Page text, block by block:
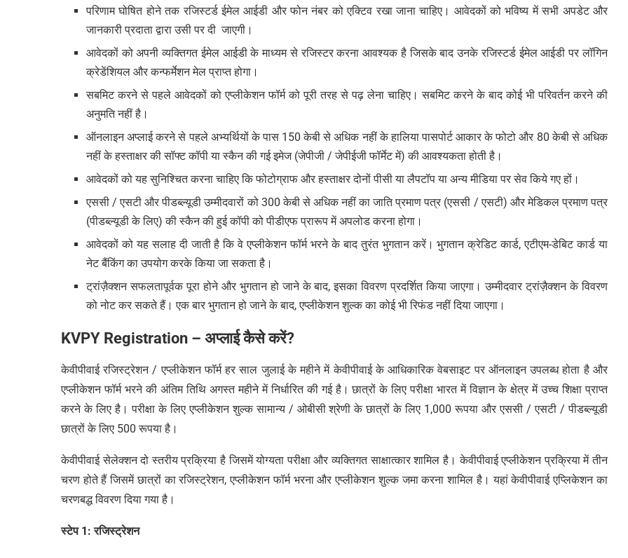
परिणाम घोषित होने तक रजिस्टर्ड ईमेल आईडी और फोन नंबर को एक्टिव रखा जाना चाहिए। आवेदकों को भविष्य में सभी अपडेट और
जानकारी प्रदाता द्वारा उसी पर दी जाएगी।
आवेदकों को अपनी व्यक्तिगत ईमेल आईडी के माध्यम से रजिस्टर करना आवश्यक है जिसके बाद उनके रजिस्टर्ड ईमेल आईडी पर लॉगिन
क्रेडेंशियल और कन्फर्मेशन मेल प्राप्त होगा।
सबमिट करने से पहले आवेदकों को एप्लीकेशन फॉर्म को पूरी तरह से पढ़ लेना चाहिए। सबमिट करने के बाद कोई भी परिवर्तन करने की
अनुमति नहीं है।
ऑनलाइन अप्लाई करने से पहले अभ्यर्थियों के पास 150 केबी से अधिक नहीं के हालिया पासपोर्ट आकार के फोटो और 80 केबी से अधिक
नहीं के हस्ताक्षर की सॉफ्ट कॉपी या स्कैन की गई इमेज (जेपीजी / जेपीईजी फॉर्मेट में) की आवश्यकता होती है।
आवेदकों को यह सुनिश्चित करना चाहिए कि फोटोग्राफ और हस्ताक्षर दोनों पीसी या लैपटॉप या अन्य मीडिया पर सेव किये गए हों।
एससी / एसटी और पीडब्ल्यूडी उम्मीदवारों को 300 केबी से अधिक नहीं का जाति प्रमाण पत्र (एससी / एसटी) और मेडिकल प्रमाण पत्र
(पीडब्ल्यूडी के लिए) की स्कैन की हुई कॉपी को पीडीएफ प्रारूप में अपलोड करना होगा।
आवेदकों को यह सलाह दी जाती है कि वे एप्लीकेशन फॉर्म भरने के बाद तुरंत भुगतान करें। भुगतान क्रेडिट कार्ड, एटीएम-डेबिट कार्ड या
नेट बैंकिंग का उपयोग करके किया जा सकता है।
ट्रांज़ैक्शन सफलतापूर्वक पूरा होने और भुगतान हो जाने के बाद, इसका विवरण प्रदर्शित किया जाएगा। उम्मीदवार ट्रांज़ैक्शन के विवरण
को नोट कर सकते हैं। एक बार भुगतान हो जाने के बाद, एप्लीकेशन शुल्क का कोई भी रिफंड नहीं दिया जाएगा।
KVPY Registration – अप्लाई कैसे करें?
केवीपीवाई रजिस्ट्रेशन / एप्लीकेशन फॉर्म हर साल जुलाई के महीने में केवीपीवाई के आधिकारिक वेबसाइट पर ऑनलाइन उपलब्ध होता है और
एप्लीकेशन फॉर्म भरने की अंतिम तिथि अगस्त महीने में निर्धारित की गई है। छात्रों के लिए परीक्षा भारत में विज्ञान के क्षेत्र में उच्च शिक्षा प्राप्त
करने के लिए है। परीक्षा के लिए एप्लीकेशन शुल्क सामान्य / ओबीसी श्रेणी के छात्रों के लिए 1,000 रूपया और एससी / एसटी / पीडब्ल्यूडी
छात्रों के लिए 500 रूपया है।
केवीपीवाई सेलेक्शन दो स्तरीय प्रक्रिया है जिसमें योग्यता परीक्षा और व्यक्तिगत साक्षात्कार शामिल है। केवीपीवाई एप्लीकेशन प्रक्रिया में तीन
चरण होते हैं जिसमें छात्रों का रजिस्ट्रेशन, एप्लीकेशन फॉर्म भरना और एप्लीकेशन शुल्क जमा करना शामिल है। यहां केवीपीवाई एप्लिकेशन का
चरणबद्ध विवरण दिया गया है।
स्टेप 1: रजिस्ट्रेशन